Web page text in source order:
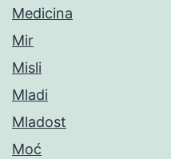
Medicina
Mir
Misli
Mladi
Mladost
Moć